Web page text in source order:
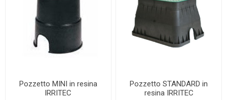
Pozzetto MINI in resina
IRRITEC
Pozzetto STANDARD in
resina IRRITEC